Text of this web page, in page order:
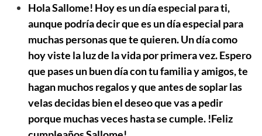
Hola Sallome! Hoy es un día especial para ti,
aunque podría decir que es un día especial para
muchas personas que te quieren. Un día como
hoy viste la luz de la vida por primera vez. Espero
que pases un buen día con tu familia y amigos, te
hagan muchos regalos y que antes de soplar las
velas decidas bien el deseo que vas a pedir
porque muchas veces hasta se cumple. !Feliz